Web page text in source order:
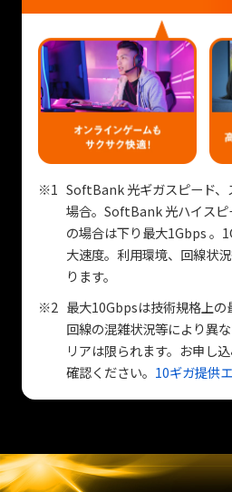
※1 SoftBank 光ギガスピード、
場合。SoftBank 光ハイス
の場合は下り最大1Gbps 。
大速度。利用環境、回線状
ります。
※2 最大10Gbpsは技術規格上の
回線の混雑状況等により異
リアは限られます。お申し
確認ください。 10ギガ提供
おす
アドバイ
あん
お客さまのカメラはOFFで
まずはお電話
0120-
(午前9時から午後9時